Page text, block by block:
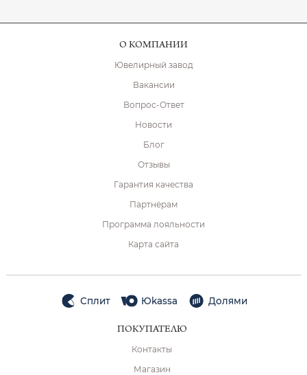
О КОМПАНИИ
Ювелирный завод
Вакансии
Вопрос-Ответ
Новости
Блог
Отзывы
Гарантия качества
Партнёрам
Программа лояльности
Карта сайта
Сплит Юkassa Долями
ПОКУПАТЕЛЮ
Контакты
Магазин